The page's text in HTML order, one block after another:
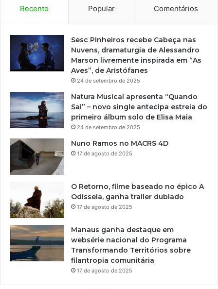
Recente Popular Comentários
Sesc Pinheiros recebe Cabeça nas
Nuvens, dramaturgia de Alessandro
Marson livremente inspirada em “As
Aves”, de Aristófanes
24 de setembro de 2025
Natura Musical apresenta “Quando
Sai” – novo single antecipa estreia do
primeiro álbum solo de Elisa Maia
24 de setembro de 2025
Nuno Ramos no MACRS 4D
17 de agosto de 2025
O Retorno, filme baseado no épico A
Odisseia, ganha trailer dublado
17 de agosto de 2025
Manaus ganha destaque em
websérie nacional do Programa
Transformando Territórios sobre
filantropia comunitária
17 de agosto de 2025